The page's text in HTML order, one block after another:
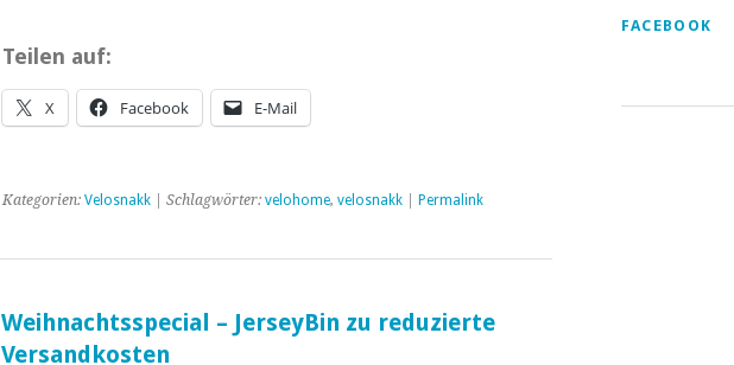
Teilen auf:
X Facebook E-Mail
Kategorien: Velosnakk| Schlagwörter: velohome, velosnakk| Permalink
Weihnachtsspecial – JerseyBin zu reduzierte
Versandkosten
FACEBOOK